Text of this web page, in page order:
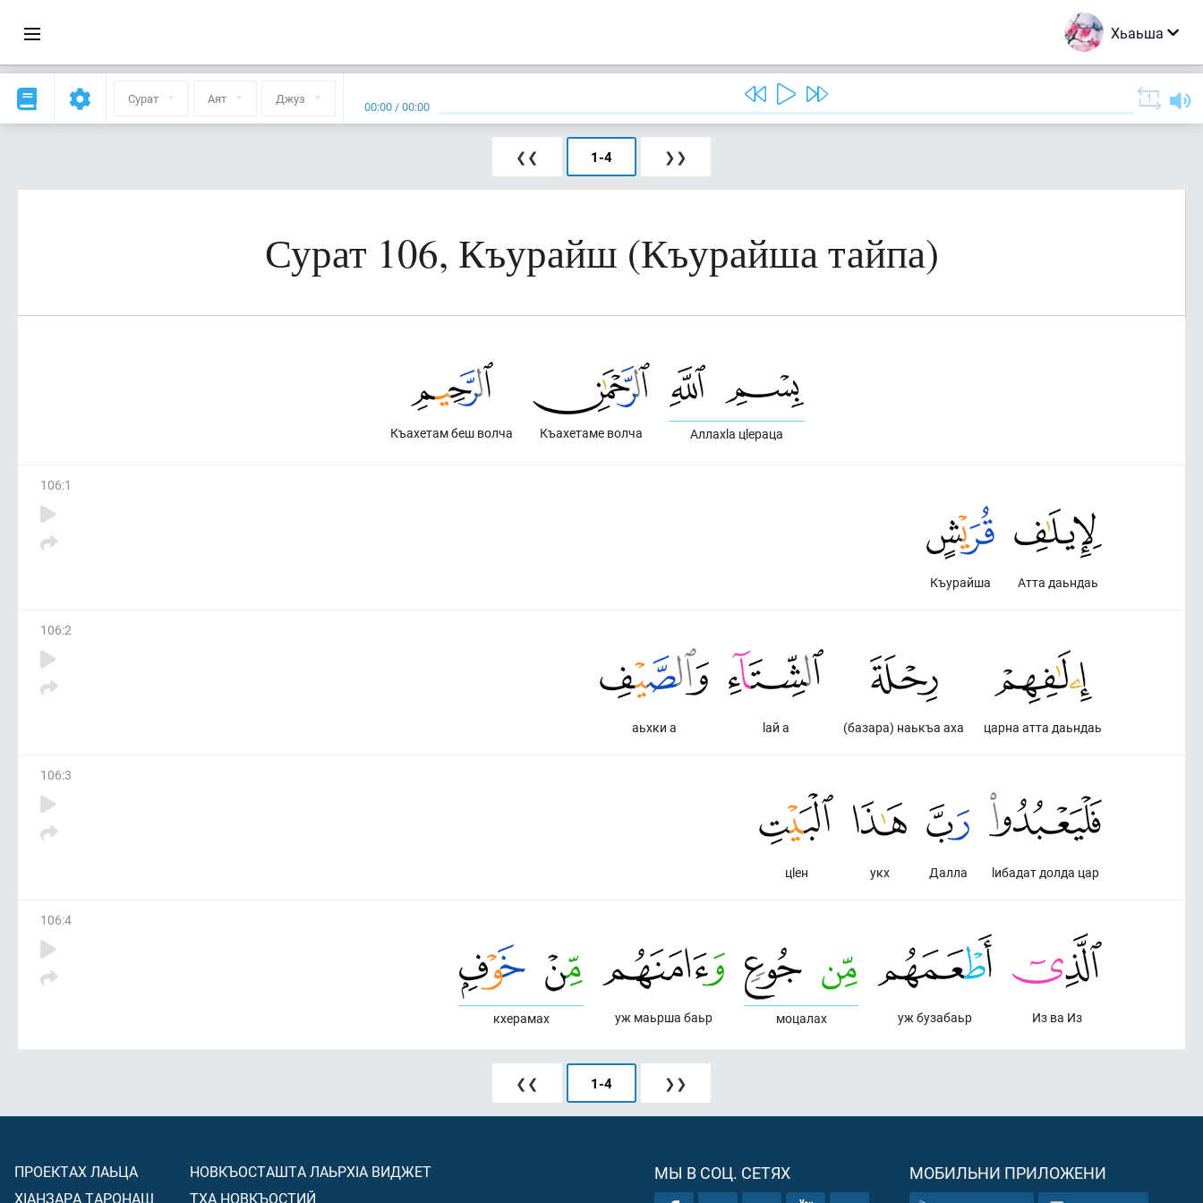
Хьаьша
Сурат Аят Джуз 00:00 /00:00
❮❮ 1-4 ❯❯
Сурат 106, Къурайш (Къурайша тайпа)
Аллахlа цlераца
Къахетаме волча
Къахетам беш волча
106:1
Атта даьндаь
Къурайша
106:2
царна атта даьндаь
(базара) наькъа аха
lай а
аьхки а
106:3
lибадат долда цар
Далла
укх
цlен
106:4
Из ва Из
уж бузабаьр
моцалах
уж маьрша баьр
кхерамах
❮❮ 1-4 ❯❯
ПРОЕКТАХ ЛАЬЦА
ХIАНЗАРА ТАРОНАШ
НОВКЪОСТАШТА ЛАЬРХIА ВИДЖЕТ
ТХА НОВКЪОСТИЙ
МЫ В СОЦ. СЕТЯХ МОБИЛЬНИ ПРИЛОЖЕНИ